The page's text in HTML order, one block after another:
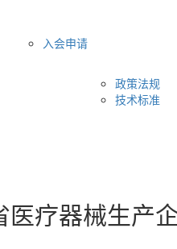
入会申请
政策法规
技术标准
疗器械生产